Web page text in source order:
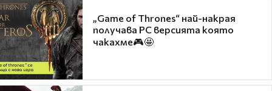
„Game of Thrones“ най-накрая
получава PC версията която
чакахме🎮🤩